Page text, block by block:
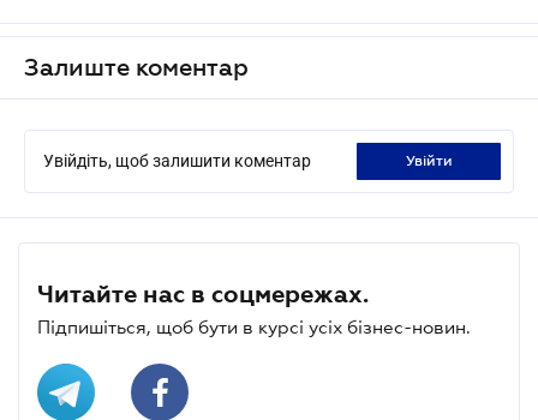
Залиште коментар
Увійдіть, щоб залишити коментар увійти
Читайте нас в соцмережах.
Підпишіться, щоб бути в курсі усіх бізнес-новин.